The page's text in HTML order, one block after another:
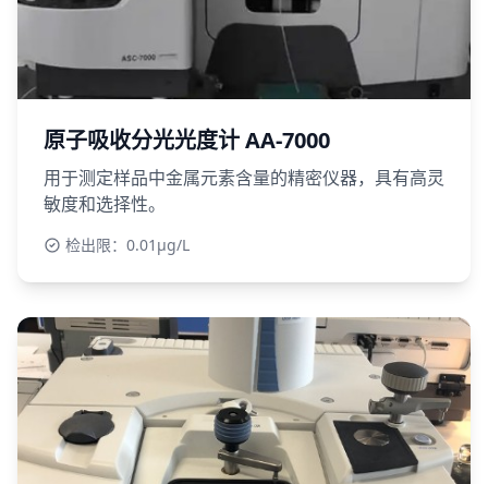
原子吸收分光光度计 AA-7000
用于测定样品中金属元素含量的精密仪器，具有高灵
敏度和选择性。
检出限：0.01μg/L